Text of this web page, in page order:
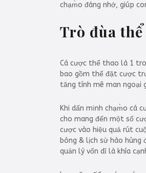
chạm̀o đáng nhớ, giúp
Trò đùa
Cá cược thể thao là 1
bao gồm thể đặt cược
tăng tính mê man ngoại
Khi dấn mình chạm̀o cá
cho mang đến một số
cược vào hiệu quả rút
bóng & lịch sử hào hùng
quản lý vốn dĩ là khía